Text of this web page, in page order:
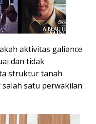
aktivitas galiance
dan tidak
struktur tanah
satu perwakilan